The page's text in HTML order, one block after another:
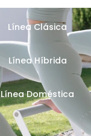
Línea Clásica
Línea Híbrida
Línea Doméstica